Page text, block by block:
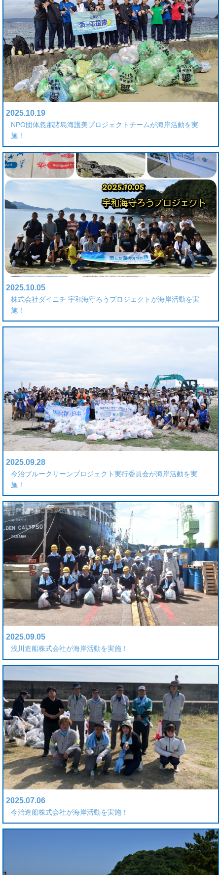
2025.10.19
NPO団体忽那諸島海護美プロジェクトチームが海岸活動を実
施！
2025.10.05
株式会社ダイニチ 宇和海守ろうプロジェクトが海岸活動を実
施！
2025.09.28
今治ブルークリーンプロジェクト実行委員会が海岸活動を実
施！
2025.09.05
浅川造船株式会社が海岸活動を実施！
2025.07.06
今治造船株式会社が海岸活動を実施！